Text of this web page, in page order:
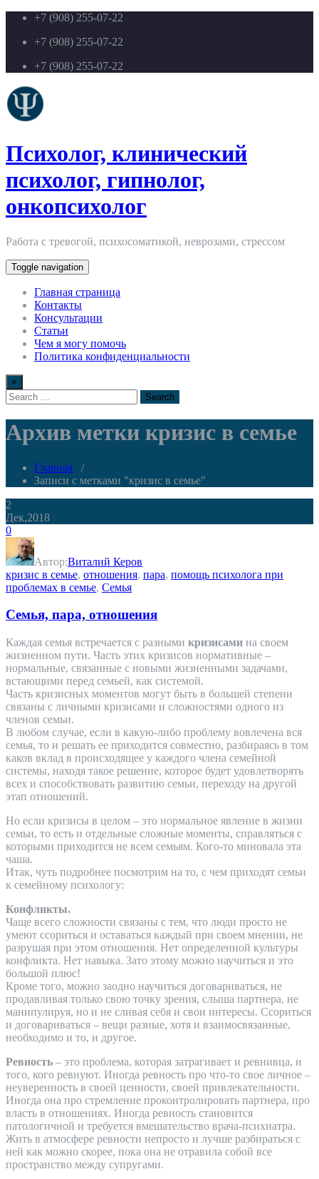
+7 (908) 255-07-22
+7 (908) 255-07-22
+7 (908) 255-07-22
Психолог, клинический
психолог, гипнолог,
онкопсихолог
Работа с тревогой, психосоматикой, неврозами, стрессом
Toggle navigation
Главная страница
Контакты
Консультации
Статьи
Чем я могу помочь
Политика конфиденциальности
×
Архив метки кризис в семье
Главная /
Записи с метками "кризис в семье"
2
Дек,2018
0
Автор:Виталий Керов
кризис в семье, отношения, пара, помощь психолога при
проблемах в семье, Семья
Семья, пара, отношения
Каждая семья встречается с разными кризисами на своем
жизненном пути. Часть этих кризисов нормативные –
нормальные, связанные с новыми жизненными задачами,
встающими перед семьей, как системой.
Часть кризисных моментов могут быть в большей степени
связаны с личными кризисами и сложностями одного из
членов семьи.
В любом случае, если в какую-либо проблему вовлечена вся
семья, то и решать ее приходится совместно, разбираясь в том
каков вклад в происходящее у каждого члена семейной
системы, находя такое решение, которое будет удовлетворять
всех и способствовать развитию семьи, переходу на другой
этап отношений.
Но если кризисы в целом – это нормальное явление в жизни
семьи, то есть и отдельные сложные моменты, справляться с
которыми приходится не всем семьям. Кого-то миновала эта
чаша.
Итак, чуть подробнее посмотрим на то, с чем приходят семьи
к семейному психологу:
Конфликты.
Чаще всего сложности связаны с тем, что люди просто не
умеют ссориться и оставаться каждый при своем мнении, не
разрушая при этом отношения. Нет определенной культуры
конфликта. Нет навыка. Зато этому можно научиться и это
большой плюс!
Кроме того, можно заодно научиться договариваться, не
продавливая только свою точку зрения, слыша партнера, не
манипулируя, но и не сливая себя и свои интересы. Ссориться
и договариваться – вещи разные, хотя и взаимосвязанные,
необходимо и то, и другое.
Ревность – это проблема, которая затрагивает и ревнивца, и
того, кого ревнуют. Иногда ревность про что-то свое личное –
неуверенность в своей ценности, своей привлекательности.
Иногда она про стремление проконтролировать партнера, про
власть в отношениях. Иногда ревность становится
патологичной и требуется вмешательство врача-психиатра.
Жить в атмосфере ревности непросто и лучше разбираться с
ней как можно скорее, пока она не отравила собой все
пространство между супругами.